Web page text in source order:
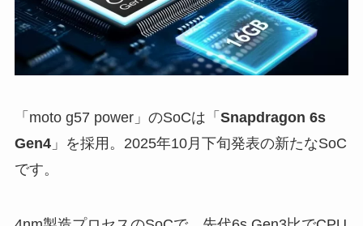
「moto g57 power」のSoCは「 Snapdragon 6s
Gen4」を採用。2025年10月下旬発表の新たなSoC
です。